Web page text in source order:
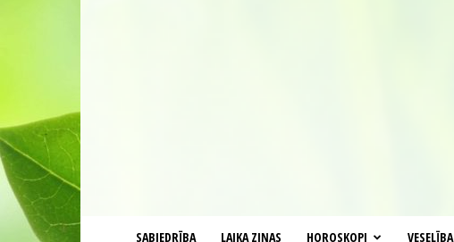
SABIEDRĪBA LAIKA ZIŅAS HOROSKOPI VESELĪBA